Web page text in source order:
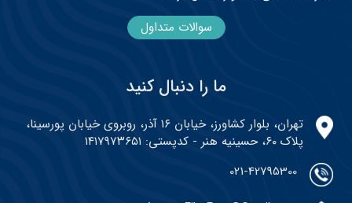
سوالات متداول
ما را دنبال کنید
تهران، بلوار کشاورز، خیابان ۱۶ آذر، روبروی خیابان پورسینا،
پلاک ۶۰، حسینیه هنر - کدپستی: ۱۴۱۷۹۷۳۶۵۱
021-42795300